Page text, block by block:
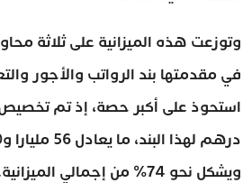
وتوزعت هذه الميزانية على ثلاثة
في مقدمتها بند الرواتب والأجور
ويشكل نحو 74% من إجمالي